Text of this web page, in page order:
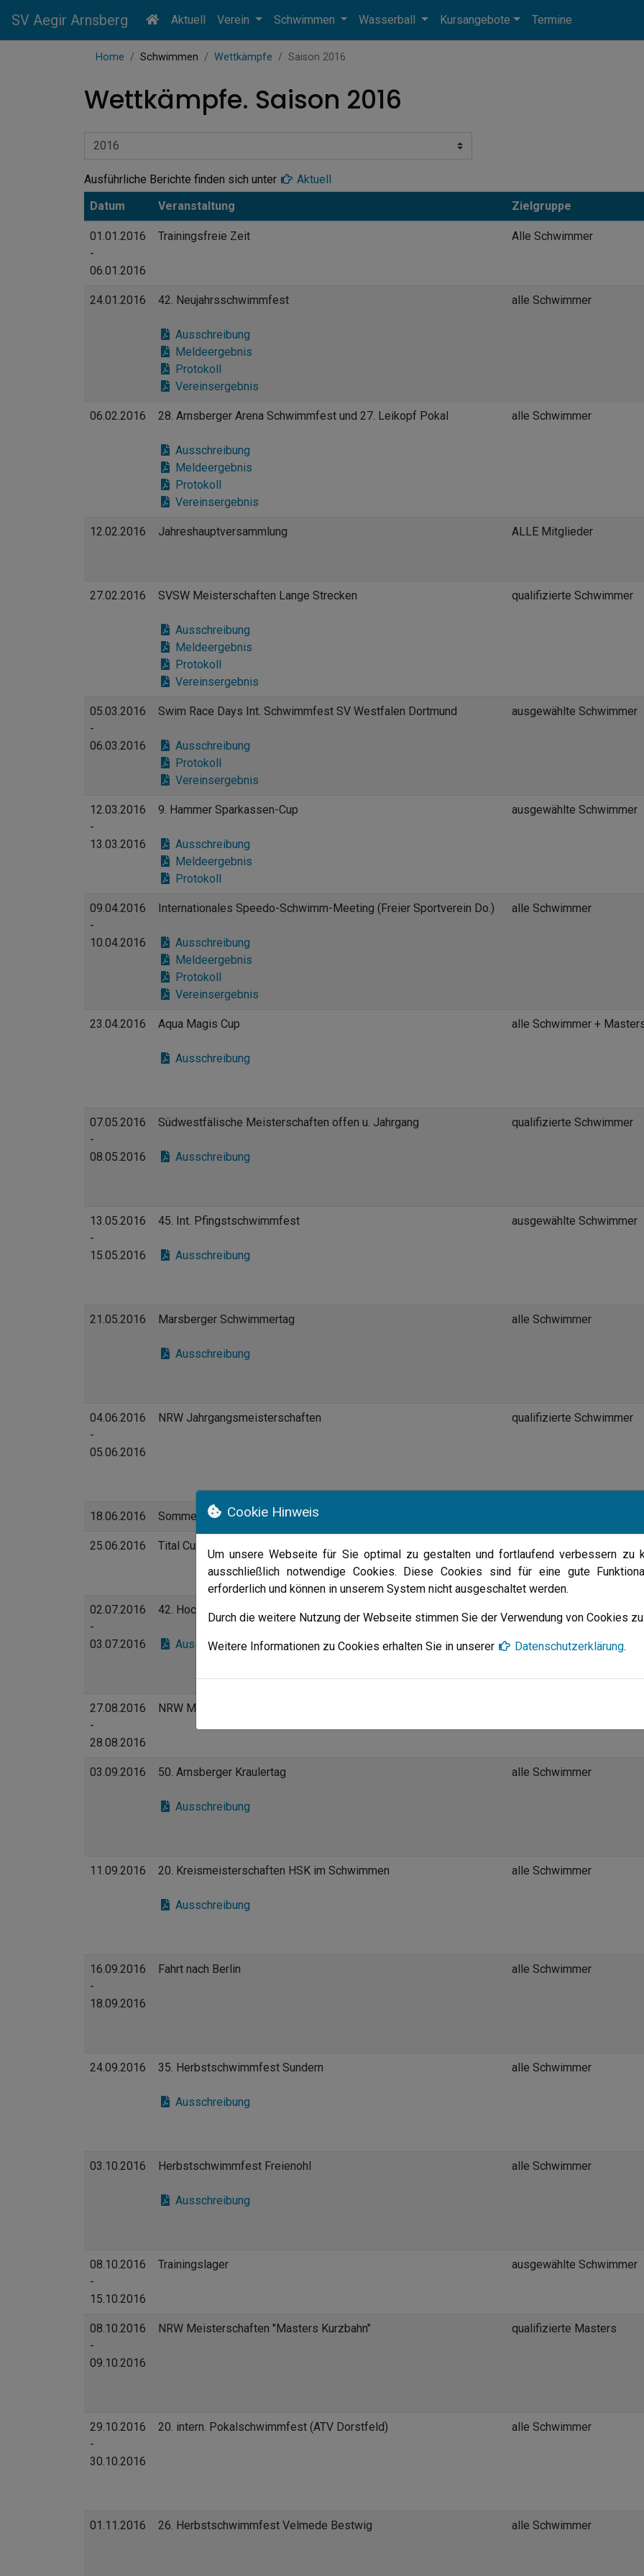
SV Aegir Arnsberg Aktuell Verein Schwimmen Wasserball Kursangebote Termine
Home Schwimmen Wettkämpfe Saison 2016
Wettkämpfe. Saison 2016
Ausführliche Berichte finden sich unter
Aktuell
Datum
Veranstaltung Zielgruppe
01.01.2016
-
06.01.2016
Trainingsfreie Zeit Alle Schwimmer
24.01.2016 42. Neujahrsschwimmfest
Ausschreibung
Meldeergebnis
Protokoll
Vereinsergebnis
alle Schwimmer
06.02.2016 28. Arnsberger Arena Schwimmfest und 27. Leikopf Pokal
Ausschreibung
Meldeergebnis
Protokoll
Vereinsergebnis
alle Schwimmer
12.02.2016 Jahreshauptversammlung ALLE Mitglieder
27.02.2016 SVSW Meisterschaften Lange Strecken
Ausschreibung
Meldeergebnis
Protokoll
Vereinsergebnis
qualifizierte Schwimmer
05.03.2016
-
06.03.2016
Swim Race Days Int. Schwimmfest SV Westfalen Dortmund
Ausschreibung
Protokoll
Vereinsergebnis
ausgewählte Schwimmer
12.03.2016
-
13.03.2016
9. Hammer Sparkassen-Cup
Ausschreibung
Meldeergebnis
Protokoll
ausgewählte Schwimmer
09.04.2016
-
10.04.2016
Internationales Speedo-Schwimm-Meeting (Freier Sportverein Do.)
Ausschreibung
Meldeergebnis
Protokoll
Vereinsergebnis
alle Schwimmer
23.04.2016 Aqua Magis Cup
Ausschreibung
alle Schwimmer +
07.05.2016
-
08.05.2016
Südwestfälische Meisterschaften offen u. Jahrgang
Ausschreibung
qualifizierte Schwimmer
13.05.2016
-
15.05.2016
45. Int. Pfingstschwimmfest
Ausschreibung
ausgewählte Schwimmer
21.05.2016 Marsberger Schwimmertag
Ausschreibung
alle Schwimmer
04.06.2016
-
05.06.2016
NRW Jahrgangsmeisterschaften qualifizierte Schwimmer
18.06.2016 Sommerfest SV Aegir
25.06.2016 Tital Cup Nachwuchs
02.07.2016
-
03.07.2016
42. Hochsauerlandschwimmfest Meschede
Ausschreibung
alle Schwimmer
27.08.2016
-
28.08.2016
NRW Meisterschaften "Masters Kurze Strecken"
03.09.2016 50. Arnsberger Kraulertag
Ausschreibung
alle Schwimmer
11.09.2016 20. Kreismeisterschaften HSK im Schwimmen
Ausschreibung
alle Schwimmer
16.09.2016
-
18.09.2016
Fahrt nach Berlin alle Schwimmer
24.09.2016 35. Herbstschwimmfest Sundern
Ausschreibung
alle Schwimmer
03.10.2016 Herbstschwimmfest Freienohl
Ausschreibung
alle Schwimmer
08.10.2016
-
15.10.2016
Trainingslager ausgewählte Schwimmer
08.10.2016
-
09.10.2016
NRW Meisterschaften "Masters Kurzbahn" qualifizierte Masters
29.10.2016
-
30.10.2016
20. intern. Pokalschwimmfest (ATV Dorstfeld) alle Schwimmer
01.11.2016 26. Herbstschwimmfest Velmede Bestwig alle Schwimmer
Cookie Hinweis
Um unsere Webseite für Sie optimal zu gestalten und fortlaufend verbessern zu
ausschließlich notwendige Cookies. Diese Cookies sind für eine gute
erforderlich und können in unserem System nicht ausgeschaltet werden.
Durch die weitere Nutzung der Webseite stimmen Sie der Verwendung von Cookies zu.
Weitere Informationen zu Cookies erhalten Sie in unserer Datenschutzerklärung.